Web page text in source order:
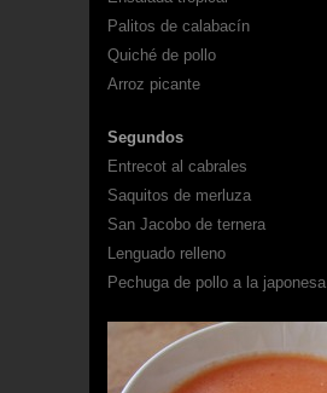
Palitos de calabacín
Quiché de pollo
Arroz picante
Segundos
Entrecot al cabrales
Saquitos de merluza
San Jacobo de ternera
Lenguado relleno
Pechuga de pollo a la japonesa